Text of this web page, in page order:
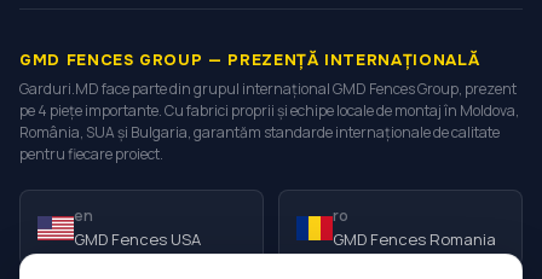
GMD FENCES GROUP — PREZENȚĂ INTERNAȚIONALĂ
Garduri.MD face parte din grupul internațional GMD Fences Group, prezent
pe 4 piețe importante. Cu fabrici proprii și echipe locale de montaj în Moldova,
România, SUA și Bulgaria, garantăm standarde internaționale de calitate
pentru fiecare proiect.
en
GMD Fences USA
ro
GMD Fences Romania